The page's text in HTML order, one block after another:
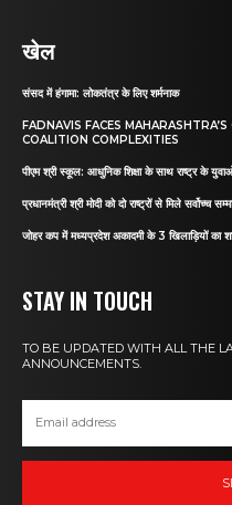
खेल
संसद में हंगामा: लोकतंत्र के लिए शर्मनाक
FADNAVIS FACES
COALITION COMPLEXITIES
पीएम श्री स्कूल: आधुनिक शिक्षा के साथ राष्ट्र के
प्रधानमंत्री श्री मोदी को दो राष्ट्रों से मिले सर्वोच्च
जोहर कप में मध्यप्रदेश अकादमी के 3 खिलाड़ियों का
STAY IN TOUCH
TO BE UPDATED WITH ALL THE
ANNOUNCEMENTS.